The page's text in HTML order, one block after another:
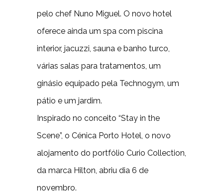
pelo chef Nuno Miguel. O novo hotel
oferece ainda um spa com piscina
interior, jacuzzi, sauna e banho turco,
várias salas para tratamentos, um
ginásio equipado pela Technogym, um
pátio e um jardim.
Inspirado no conceito “Stay in the
Scene”, o Cénica Porto Hotel, o novo
alojamento do portfólio Curio Collection,
da marca Hilton, abriu dia 6 de
novembro.